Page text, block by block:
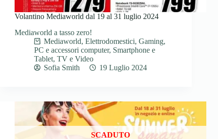
Volantino Mediaworld dal 19 al 31 luglio 2024
Mediaworld a tasso zero!
Mediaworld, Elettrodomestici, Gaming,
PC e accessori computer, Smartphone e
Tablet, TV e Video
Sofia Smith
19 Luglio 2024
SCADUTO